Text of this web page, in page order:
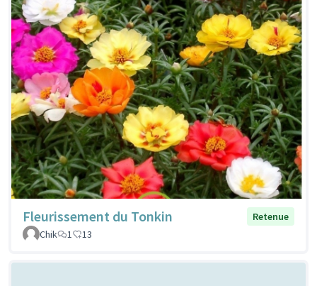
Fleurissement du Tonkin
Retenue
Chik
1 13